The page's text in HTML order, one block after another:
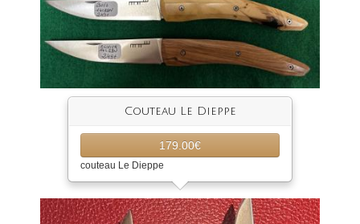
Couteau Le Dieppe
179.00€
couteau Le Dieppe